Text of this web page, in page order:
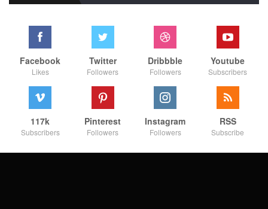
Facebook
Likes
Twitter
Followers
Dribbble
Followers
Youtube
Subscribers
117k
Subscribers
Pinterest
Followers
Instagram
Followers
RSS
Subscribe